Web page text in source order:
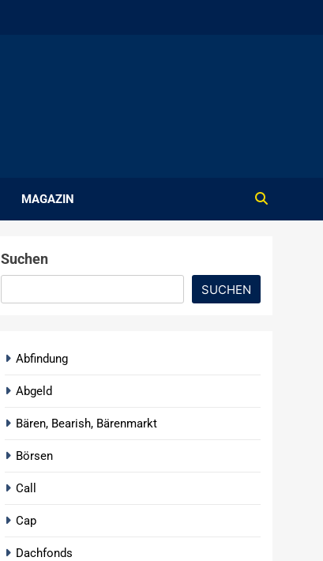
MAGAZIN
Suchen
SUCHEN
Abfindung
Abgeld
Bären, Bearish, Bärenmarkt
Börsen
Call
Cap
Dachfonds